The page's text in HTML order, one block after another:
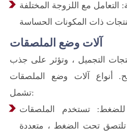
مع اللزوجة المختلفة
آلات وضع الملصقات
التجميل ، وتؤثر على جذب
أنواع آلات وضع الملصقات
تشمل:
تستخدم الملصقات
تلتصق تحت الضغط ، متعددة